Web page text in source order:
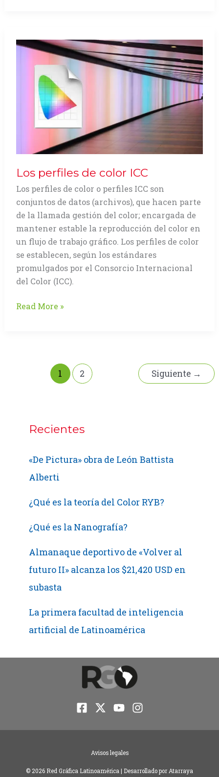
clave
para
diseño
exitoso
Los perfiles de color ICC
Los perfiles de color o perfiles ICC son
conjuntos de datos (archivos), que hacen parte
de la llamada gestión del color; encargada de
mantener estable la reproducción del color en
un flujo de trabajo gráfico. Los perfiles de color
se establecen, según los estándares
promulgados por el Consorcio Internacional
del Color (ICC).
Los
Read More »
1 2 Siguiente →
Recientes
«De Pictura» obra de León Battista
Alberti
¿Qué es la teoría del Color RYB?
¿Qué es la Nanografía?
Almanaque deportivo de «Volver al
futuro II» alcanza los $21,420 USD en
subasta
La primera facultad de inteligencia
artificial de Latinoamérica
Avisos legales
© 2026 Red Gráfica Latinoamérica | Desarrollado por Atarraya